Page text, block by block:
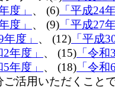
度」 、 (6) 「平成24
度」 、 (9) 「平成27
年度」 、 (12) 「平成
2年度」 、 (15) 「令
5年度」 、 (18) 「令
ご活用いただくこと